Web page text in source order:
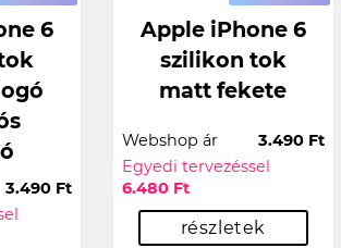
6
3.490 Ft
Apple iPhone 6
szilikon tok
matt fekete
Webshop ár
3.490 Ft
Egyedi tervezéssel
6.480 Ft
részletek